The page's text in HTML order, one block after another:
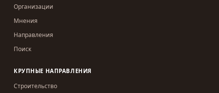
Организации
Мнения
Направления
Поиск
КРУПНЫЕ НАПРАВЛЕНИЯ
Строительство